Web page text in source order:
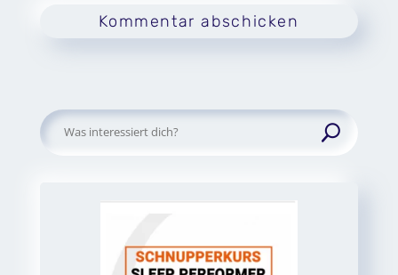
Kommentar abschicken
Suchen